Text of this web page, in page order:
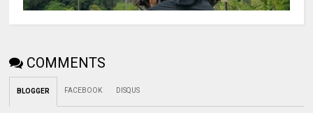
COMMENTS
BLOGGER FACEBOOK DISQUS